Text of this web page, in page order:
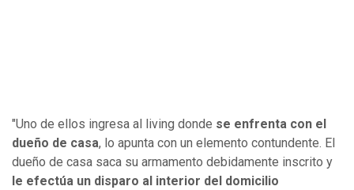
"Uno de ellos ingresa al living donde se enfrenta con el
dueño de casa, lo apunta con un elemento contundente. El
dueño de casa saca su armamento debidamente inscrito y
le efectúa un disparo al interior del domicilio